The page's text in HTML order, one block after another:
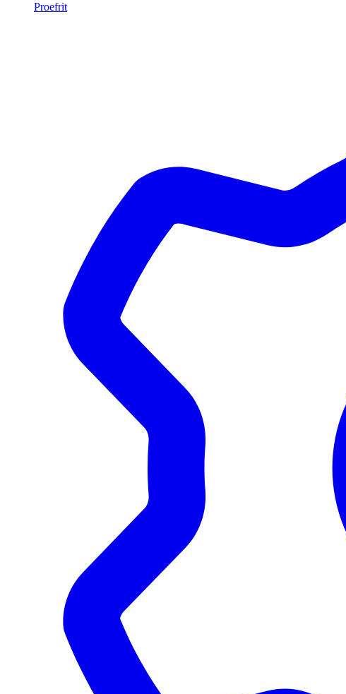
Proefrit